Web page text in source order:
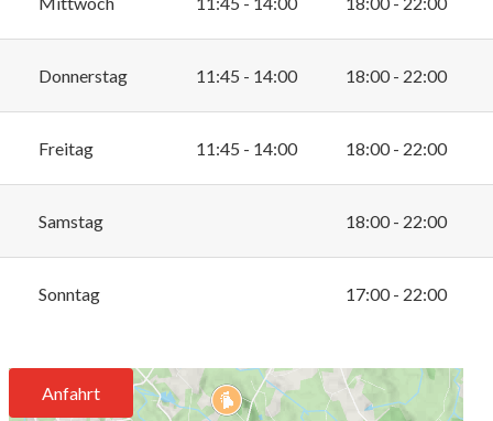
Donnerstag 11:45 - 14:00 18:00 - 22:00
Freitag 11:45 - 14:00 18:00 - 22:00
Samstag 18:00 - 22:00
Sonntag 17:00 - 22:00
Anfahrt